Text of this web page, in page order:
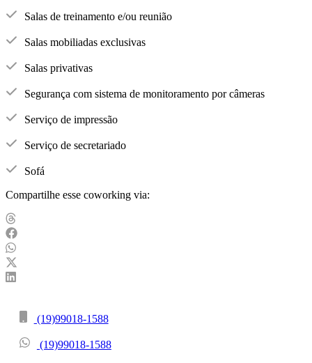
Salas de treinamento e/ou reunião
Salas mobiliadas exclusivas
Salas privativas
Segurança com sistema de monitoramento por câmeras
Serviço de impressão
Serviço de secretariado
Sofá
Compartilhe esse coworking via:
(19)99018-1588
(19)99018-1588